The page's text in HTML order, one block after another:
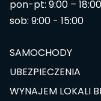
pon-pt: 9:00 – 18:00
sob: 9:00 - 15:00
SAMOCHODY
UBEZPIECZENIA
WYNAJEM LOKALI